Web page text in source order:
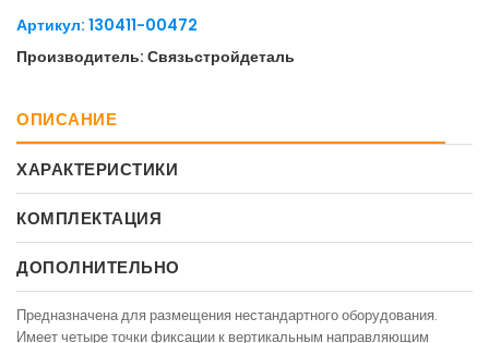
Артикул: 130411-00472
Производитель: Связьстройдеталь
ОПИСАНИЕ
ХАРАКТЕРИСТИКИ
КОМПЛЕКТАЦИЯ
ДОПОЛНИТЕЛЬНО
Предназначена для размещения нестандартного оборудования.
Имеет четыре точки фиксации к вертикальным направляющим